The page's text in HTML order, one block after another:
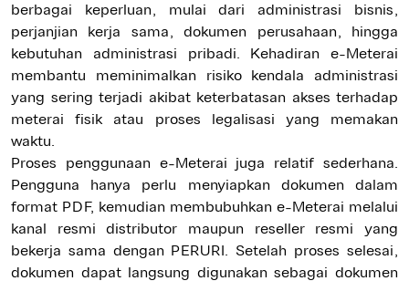
berbagai keperluan, mulai dari administrasi bisnis,
perjanjian kerja sama, dokumen perusahaan, hingga
kebutuhan administrasi pribadi. Kehadiran e-Meterai
membantu meminimalkan risiko kendala administrasi
yang sering terjadi akibat keterbatasan akses terhadap
meterai fisik atau proses legalisasi yang memakan
waktu.
Proses penggunaan e-Meterai juga relatif sederhana.
Pengguna hanya perlu menyiapkan dokumen dalam
format PDF, kemudian membubuhkan e-Meterai melalui
kanal resmi distributor maupun reseller resmi yang
bekerja sama dengan PERURI. Setelah proses selesai,
dokumen dapat langsung digunakan sebagai dokumen